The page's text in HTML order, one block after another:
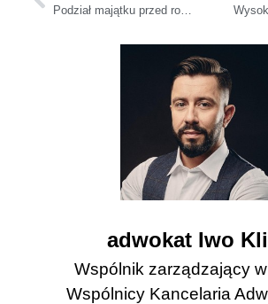
adwokat Iwo
Wspólnik zarządzający
Wspólnicy Kancelaria